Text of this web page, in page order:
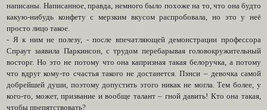
написаны. Написанное, правда, немного было похоже на то, что она будто
какую-нибудь конфету с мерзким вкусом распробовала, но это у неё
просто лицо такое.
- Я к ним не полезу, - после впечатляющей демонстрации профессора
Спраут заявила Паркинсон, с трудом перебарывая головокружительный
восторг. Но это не потому что она капризная такая белоручка, а потому
что вдруг кому-то счастья такого не достанется. Пэнси – девочка самой
добрейшей души, поэтому допустить этого никак не могла. Тем более, у
кого-то, может, призвание и вообще талант – гной давить! Кто она такая,
чтобы препятствовать?